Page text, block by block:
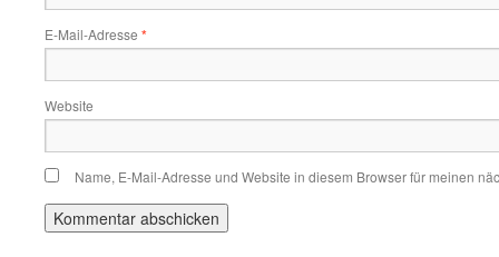
E-Mail-Adresse *
Website
Name, E-Mail-Adresse und Website in diesem Browser für meinen